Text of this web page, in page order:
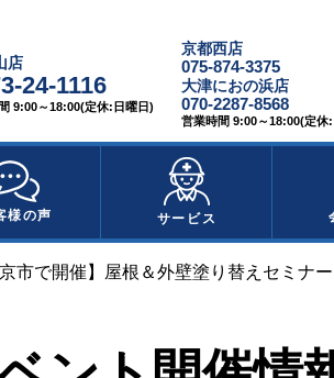
店
24-1116
9:00～18:00(定休:日曜日)
京都西店
075-874-3375
大津におの浜店
070-2287-8568
営業時間 9:00～18:00(定休
様の声 サービス
市で開催】屋根＆外壁塗り替えセミナー